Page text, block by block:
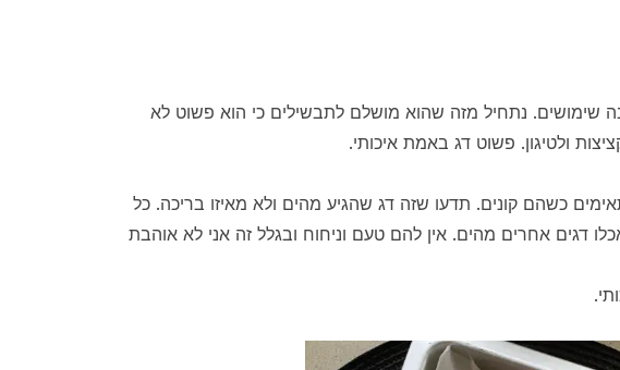
שימושים. נתחיל מזה שהוא מושלם לתבשילים כי הוא פשוט לא
ולטיגון. פשוט דג באמת איכותי.
כשהם קונים. תדעו שזה דג שהגיע מהים ולא מאיזו בריכה. כל
דגים אחרים מהים. אין להם טעם וניחוח ובגלל זה אני לא אוהבת